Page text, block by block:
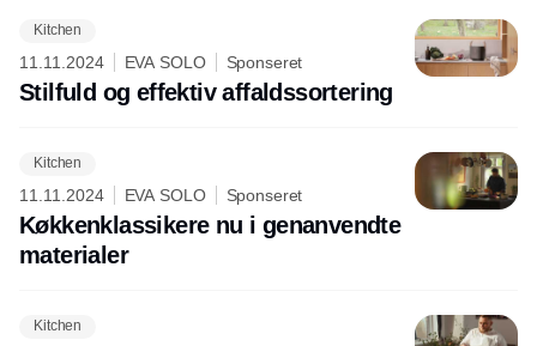
Kitchen
11.11.2024 EVA SOLO Sponseret
Stilfuld og effektiv affaldssortering
Kitchen
11.11.2024 EVA SOLO Sponseret
Køkkenklassikere nu i genanvendte
materialer
Kitchen